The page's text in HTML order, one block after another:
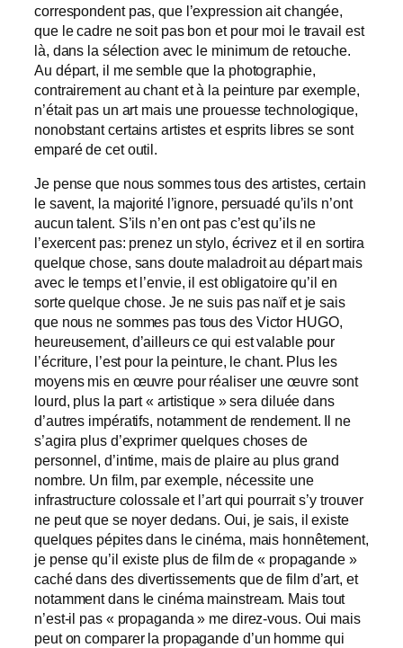
correspondent pas, que l’expression ait changée,
que le cadre ne soit pas bon et pour moi le travail est
là, dans la sélection avec le minimum de retouche.
Au départ, il me semble que la photographie,
contrairement au chant et à la peinture par exemple,
n’était pas un art mais une prouesse technologique,
nonobstant certains artistes et esprits libres se sont
emparé de cet outil.
Je pense que nous sommes tous des artistes, certain
le savent, la majorité l’ignore, persuadé qu’ils n’ont
aucun talent. S’ils n’en ont pas c’est qu’ils ne
l’exercent pas: prenez un stylo, écrivez et il en sortira
quelque chose, sans doute maladroit au départ mais
avec le temps et l’envie, il est obligatoire qu’il en
sorte quelque chose. Je ne suis pas naïf et je sais
que nous ne sommes pas tous des Victor HUGO,
heureusement, d’ailleurs ce qui est valable pour
l’écriture, l’est pour la peinture, le chant. Plus les
moyens mis en œuvre pour réaliser une œuvre sont
lourd, plus la part « artistique » sera diluée dans
d’autres impératifs, notamment de rendement. Il ne
s’agira plus d’exprimer quelques choses de
personnel, d’intime, mais de plaire au plus grand
nombre. Un film, par exemple, nécessite une
infrastructure colossale et l’art qui pourrait s’y trouver
ne peut que se noyer dedans. Oui, je sais, il existe
quelques pépites dans le cinéma, mais honnêtement,
je pense qu’il existe plus de film de « propagande »
caché dans des divertissements que de film d’art, et
notamment dans le cinéma mainstream. Mais tout
n’est-il pas « propaganda » me direz-vous. Oui mais
peut on comparer la propagande d’un homme qui